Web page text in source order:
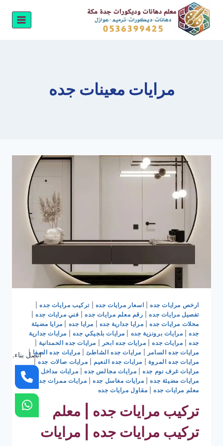
التجاوز
المحتوى
مرايات معينات جده
ارخص مرايات جده| اسعار مرايات جده |تركيب مرايات جده|
تفصيل مرايات جده| رقم معلم مرايات جده| فني مرايات جده|
محلات مرايات جده| مرايا جدارية جده مرايا جده
مرايا مضيئة
جده| مرايات برونزية جده مرايات بلجيكي جده
مرايات جدارية
جده| مرايات جده| مرايات جده ابحر مرايات جده الحمدانية
مرايات جده السامر
مرايات جده الشاطئ مرايات جده الصفا |
مرايات جده المروة
مرايات جده النعيم مرايات صالات جده|
مرايات غرف نوم جده| مرايات مجالس جده مرايات مداخل جده
|
مرايات مضيئة جده| مرايات مغاسل جده| مرايات ممرات جده
|
معلم مرايات جده| مقاول مرايات جده
تركيب مرايات جده | معلم
تركيب مرايات جده | مرايات
اتصل بناء.